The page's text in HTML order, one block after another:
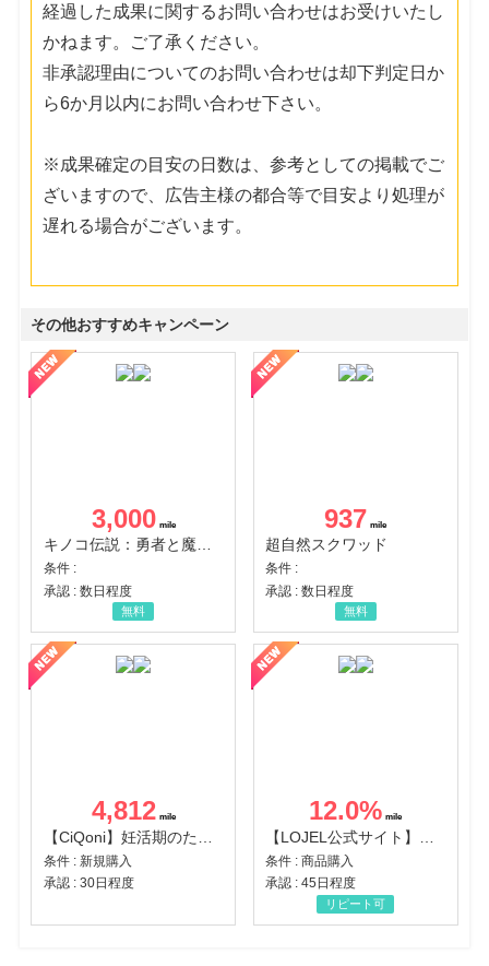
経過した成果に関するお問い合わせはお受けいたし
かねます。ご了承ください。
非承認理由についてのお問い合わせは却下判定日か
ら6か月以内にお問い合わせ下さい。
※成果確定の目安の日数は、参考としての掲載でご
ざいますので、広告主様の都合等で目安より処理が
遅れる場合がございます。
その他おすすめキャンペーン
3,000
キノコ伝説：勇者と魔法のランプ
条件 :
承認 : 数日程度
無料
937
超自然スクワッド
条件 :
承認 : 数日程度
無料
4,812
条件 : 新規購入
承認 : 30日程度
12.0%
条件 : 商品購入
承認 : 45日程度
リピート可